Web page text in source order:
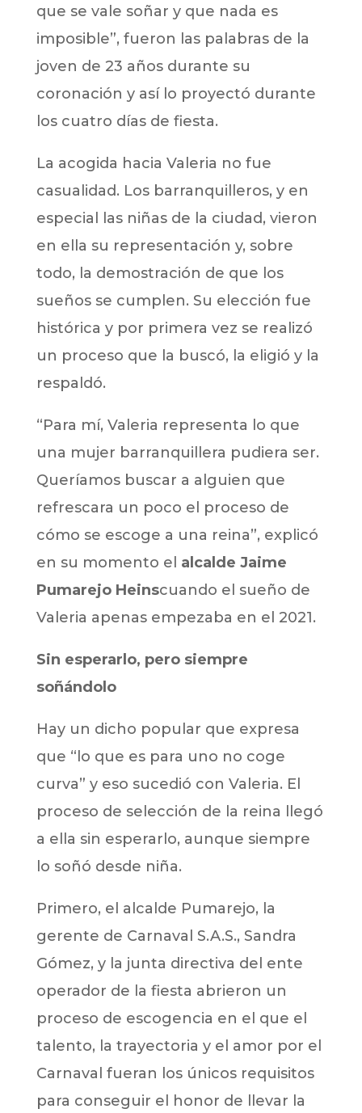
que se vale soñar y que nada es
imposible”, fueron las palabras de la
joven de 23 años durante su
coronación y así lo proyectó durante
los cuatro días de fiesta.
La acogida hacia Valeria no fue
casualidad. Los barranquilleros, y en
especial las niñas de la ciudad, vieron
en ella su representación y, sobre
todo, la demostración de que los
sueños se cumplen. Su elección fue
histórica y por primera vez se realizó
un proceso que la buscó, la eligió y la
respaldó.
“Para mí, Valeria representa lo que
una mujer barranquillera pudiera ser.
Queríamos buscar a alguien que
refrescara un poco el proceso de
cómo se escoge a una reina”, explicó
en su momento el alcalde Jaime
Pumarejo Heinscuando el sueño de
Valeria apenas empezaba en el 2021.
Sin esperarlo, pero siempre
soñándolo
Hay un dicho popular que expresa
que “lo que es para uno no coge
curva” y eso sucedió con Valeria. El
proceso de selección de la reina llegó
a ella sin esperarlo, aunque siempre
lo soñó desde niña.
Primero, el alcalde Pumarejo, la
gerente de Carnaval S.A.S., Sandra
Gómez, y la junta directiva del ente
operador de la fiesta abrieron un
proceso de escogencia en el que el
talento, la trayectoria y el amor por el
Carnaval fueran los únicos requisitos
para conseguir el honor de llevar la